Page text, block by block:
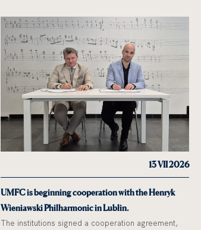
13 VII 2026
UMFC is beginning cooperation with the Henryk
Wieniawski Philharmonic in Lublin.
The institutions signed a cooperation agreement,